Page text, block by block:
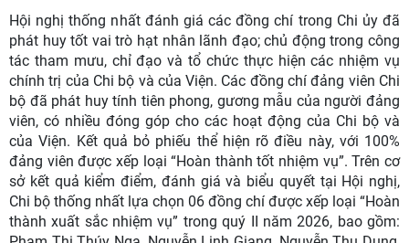
Hội nghị thống nhất đánh giá các đồng chí trong Chi ủy đã
phát huy tốt vai trò hạt nhân lãnh đạo; chủ động trong công
tác tham mưu, chỉ đạo và tổ chức thực hiện các nhiệm vụ
chính trị của Chi bộ và của Viện. Các đồng chí đảng viên Chi
bộ đã phát huy tính tiên phong, gương mẫu của người đảng
viên, có nhiều đóng góp cho các hoạt động của Chi bộ và
của Viện. Kết quả bỏ phiếu thể hiện rõ điều này, với 100%
đảng viên được xếp loại “Hoàn thành tốt nhiệm vụ”. Trên cơ
sở kết quả kiểm điểm, đánh giá và biểu quyết tại Hội nghị,
Chi bộ thống nhất lựa chọn 06 đồng chí được xếp loại “Hoàn
thành xuất sắc nhiệm vụ” trong quý II năm 2026, bao gồm: